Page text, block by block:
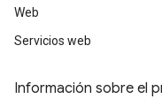
Web
Servicios web
Información sobre el